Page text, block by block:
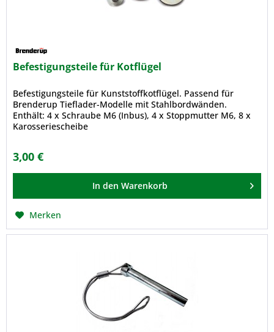
Befestigungsteile für Kotflügel
Befestigungsteile für Kunststoffkotflügel. Passend für
Brenderup Tieflader-Modelle mit Stahlbordwänden.
Enthält: 4 x Schraube M6 (Inbus), 4 x Stoppmutter M6, 8 x
Karosseriescheibe
3,00 €
In den Warenkorb
Merken